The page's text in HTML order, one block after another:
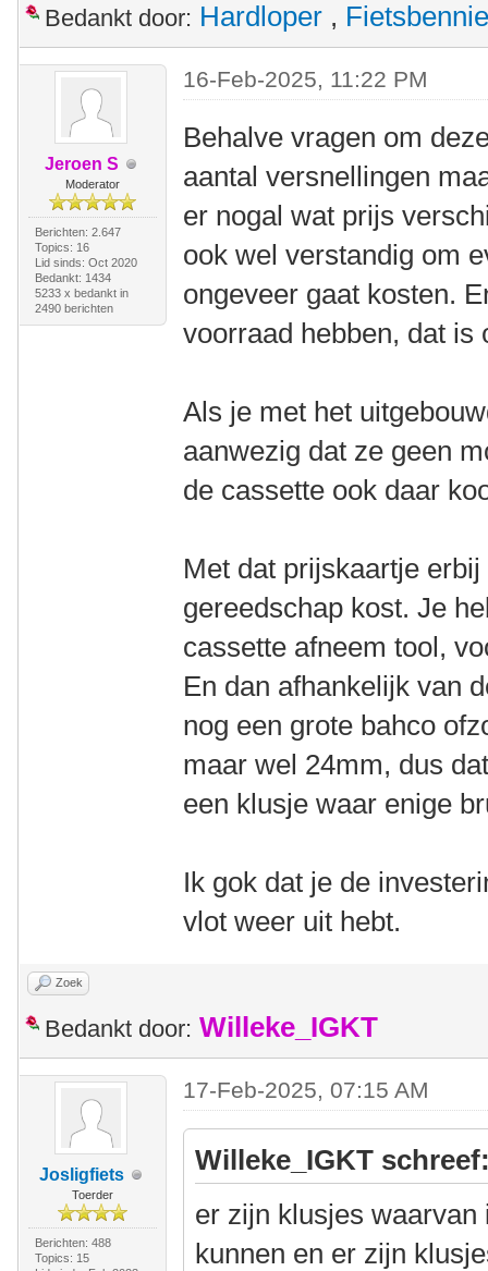
Bedankt door: Hardloper , Fietsbennie
Jeroen S
Moderator
Berichten: 2.647
Topics: 16
Lid sinds: Oct 2020
Bedankt: 1434
5233 x bedankt in
2490 berichten
16-Feb-2025, 11:22 PM
Behalve vragen om
aantal versnellingen
er nogal wat prijs
ook wel verstandig om
ongeveer gaat kosten.
voorraad hebben, dat is
Als je met het
aanwezig dat ze geen
de cassette ook daar
Met dat prijskaartje
gereedschap kost. Je
cassette afneem tool,
En dan afhankelijk van
nog een grote bahco
maar wel 24mm, dus
een klusje waar enige
Ik gok dat je de
vlot weer uit hebt.
Zoek
Bedankt door: Willeke_IGKT
Josligfiets
Toerder
Berichten: 488
Topics: 15
17-Feb-2025, 07:15 AM
Willeke_IGKT
er zijn klusjes
kunnen en er zijn